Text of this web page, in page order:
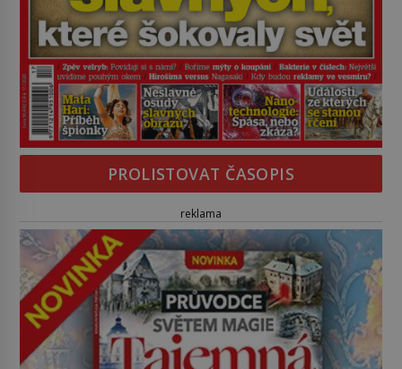
PROLISTOVAT ČASOPIS
reklama